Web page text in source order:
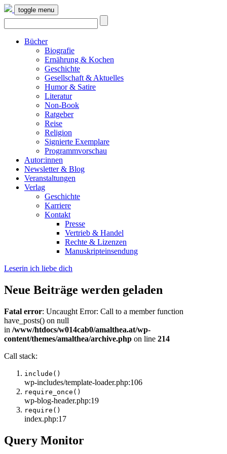
toggle menu
Bücher
Biografie
Ernährung & Kochen
Geschichte
Gesellschaft & Aktuelles
Humor & Satire
Literatur
Non-Book
Ratgeber
Reise
Religion
Signierte Exemplare
Programmvorschau
Autor:innen
Newsletter & Blog
Veranstaltungen
Verlag
Geschichte
Karriere
Kontakt
Presse
Vertrieb & Handel
Rechte & Lizenzen
Manuskripteinsendung
Leserin ich liebe dich
Neue Beiträge werden geladen
Fatal error: Uncaught Error: Call to a member function
have_posts() on null
in /www/htdocs/w014cab0/amalthea.at/wp-
content/themes/amalthea/archive.php on line 214
Call stack:
include()
wp-includes/template-loader.php:106
require_once()
wp-blog-header.php:19
require()
index.php:17
Query Monitor